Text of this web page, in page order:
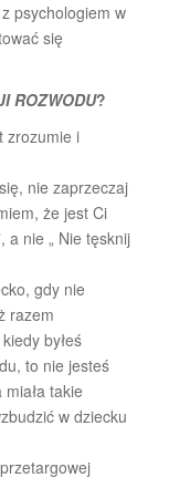
psychologiem w
się
ROZWODU?
zrozumie i
nie zaprzeczaj
że jest Ci
nie „ Nie tęsknij
gdy nie
razem
byłeś
to nie jesteś
takie
w dziecku